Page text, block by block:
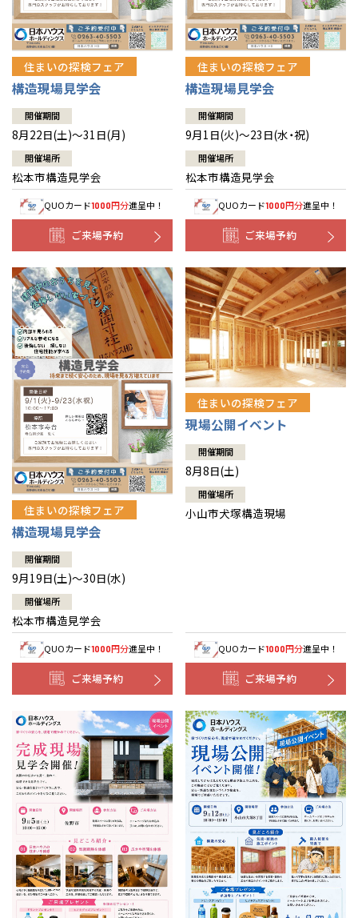
住まいの探検フェア
構造現場見学会
開催期間
8月22日(土)～31日(月)
開催場所
松本市構造見学会
QUOカード1000円分進呈中！
ご来場予約
住まいの探検フェア
構造現場見学会
開催期間
9月1日(火)～23日(水・祝)
開催場所
松本市構造見学会
QUOカード1000円分進呈中！
ご来場予約
住まいの探検フェア
構造現場見学会
開催期間
9月19日(土)～30日(水)
開催場所
松本市構造見学会
QUOカード1000円分進呈中！
ご来場予約
住まいの探検フェア
現場公開イベント
開催期間
8月8日(土)
開催場所
小山市犬塚構造現場
QUOカード1000円分進呈中！
ご来場予約